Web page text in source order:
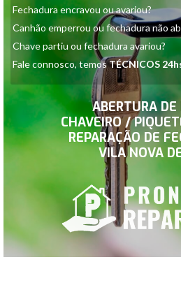
Fechadura encravou ou avariou?
Canhão emperrou ou fechadura não
Chave partiu ou fechadura avariou?
Fale connosco, temosTÉCNICOS
Slide 2 of 2.
ABERTURA DE
CHAVEIRO /
REPARAÇÃO DE
VILA NOVA